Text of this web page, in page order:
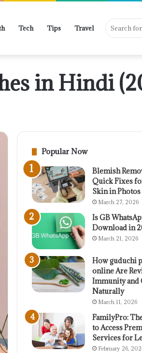
Tech Tips Travel
in Hindi
Popular Now
Blemish
Quick Fixes
Skin in Photos
March 27, 2026
Is GB
Download in
March 21, 2026
How guduchi
online Are
Immunity and
Naturally
March 11, 2026
FamilyPro:
to Access
Services for
February 26,